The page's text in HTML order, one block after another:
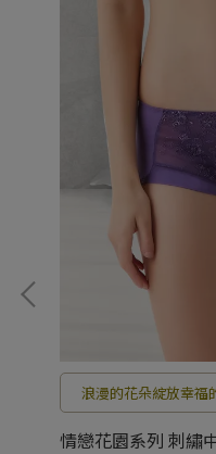
浪漫的花朵綻放幸福
情戀花園系列 刺繡